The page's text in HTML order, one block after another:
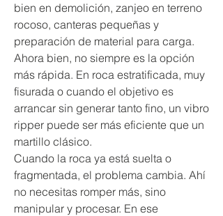
bien en demolición, zanjeo en terreno
rocoso, canteras pequeñas y
preparación de material para carga.
Ahora bien, no siempre es la opción
más rápida. En roca estratificada, muy
fisurada o cuando el objetivo es
arrancar sin generar tanto fino, un vibro
ripper puede ser más eficiente que un
martillo clásico.
Cuando la roca ya está suelta o
fragmentada, el problema cambia. Ahí
no necesitas romper más, sino
manipular y procesar. En ese